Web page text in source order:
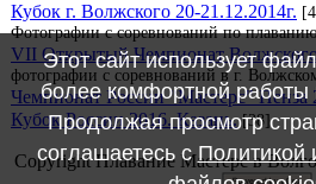
Кубок г. Волжского 20-21.12.2014г.
Фотографии с соревнований по
VII Открытый Чемпионат
фотографии с соревнований в г.
Чемпионат России "Мастерс" Пенза
Кубок России 2016. Казань. [38]
Copyright Плавание Мастерс в
Этот сайт использует
более комфортной работы
Продолжая просмотр
соглашаетесь сПолитикой